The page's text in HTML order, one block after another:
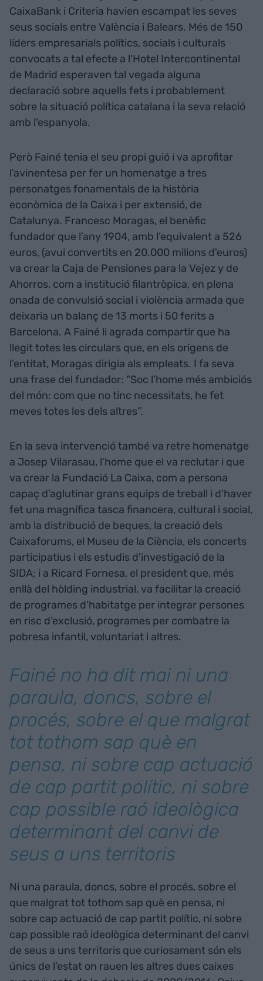
CaixaBank i Criteria havien escampat les seves
seus socials entre València i Balears. Més de 150
líders empresarials polítics, socials i culturals
convocats a tal efecte a l'Hotel Intercontinental
de Madrid esperaven tal vegada alguna
declaració sobre aquells fets i probablement
sobre la situació política catalana i la seva relació
amb l'espanyola.
Però Fainé tenia el seu propi guió i va aprofitar
l'avinentesa per fer un homenatge a tres
personatges fonamentals de la història
econòmica de la Caixa i per extensió, de
Catalunya. Francesc Moragas, el benèfic
fundador que l’any 1904, amb l’equivalent a 526
euros, (avui convertits en 20.000 milions d'euros)
va crear la Caja de Pensiones para la Vejez y de
Ahorros, com a institució filantròpica, en plena
onada de convulsió social i violència armada que
deixaria un balanç de 13 morts i 50 ferits a
Barcelona. A Fainé li agrada compartir que ha
llegit totes les circulars que, en els orígens de
l’entitat, Moragas dirigia als empleats. I fa seva
una frase del fundador: “Soc l’home més ambiciós
del món: com que no tinc necessitats, he fet
meves totes les dels altres”.
En la seva intervenció també va retre homenatge
a Josep Vilarasau, l’home que el va reclutar i que
va crear la Fundació La Caixa, com a persona
capaç d’aglutinar grans equips de treball i d'haver
fet una magnífica tasca financera, cultural i social,
amb la distribució de beques, la creació dels
Caixaforums, el Museu de la Ciència, els concerts
participatius i els estudis d'investigació de la
SIDA; i a Ricard Fornesa, el president que, més
enllà del hòlding industrial, va facilitar la creació
de programes d'habitatge per integrar persones
en risc d’exclusió, programes per combatre la
pobresa infantil, voluntariat i altres.
Fainé no ha dit mai ni una
paraula, doncs, sobre el
procés, sobre el que malgrat
tot tothom sap què en
pensa, ni sobre cap actuació
de cap partit polític, ni sobre
cap possible raó ideològica
determinant del canvi de
seus a uns territoris
Ni una paraula, doncs, sobre el procés, sobre el
que malgrat tot tothom sap què en pensa, ni
sobre cap actuació de cap partit polític, ni sobre
cap possible raó ideològica determinant del canvi
de seus a uns territoris que curiosament són els
únics de l’estat on rauen les altres dues caixes